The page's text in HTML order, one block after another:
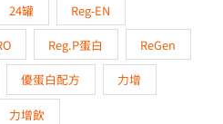
24罐 Reg-EN
Reg.P蛋白 ReGen
優蛋白配方 力增
力增飲